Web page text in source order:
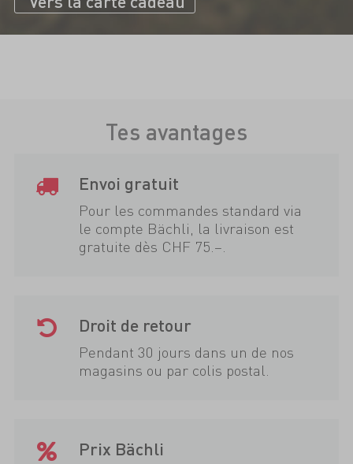
Tes avantages
Envoi gratuit
Pour les commandes standard via
le compte Bächli, la livraison est
gratuite dès CHF 75.–.
Droit de retour
Pendant 30 jours dans un de nos
magasins ou par colis postal.
Prix Bächli